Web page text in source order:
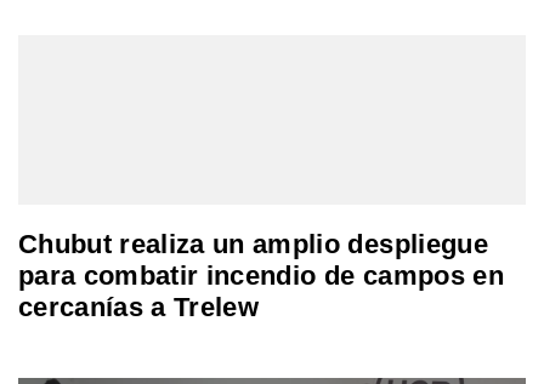
Chubut realiza un amplio despliegue
para combatir incendio de campos en
cercanías a Trelew